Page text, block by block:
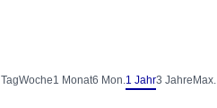
TagWoche1 Monat6 Mon.1 Jahr3 Jahre Max.